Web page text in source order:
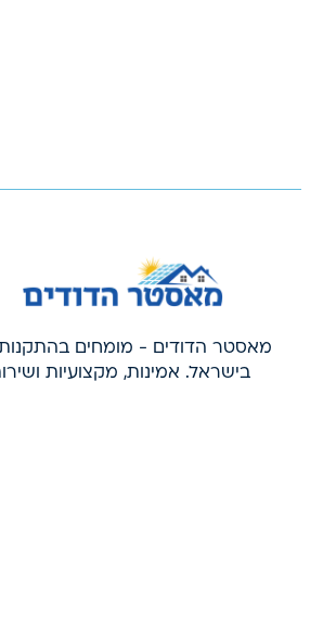
מאסטר הדודים - מומחים בהתקנות
בישראל. אמינות, מקצועיות